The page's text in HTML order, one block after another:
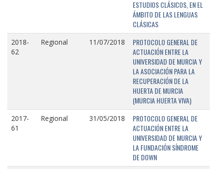
ESTUDIOS CLÁSICOS, EN EL
ÁMBITO DE LAS LENGUAS
CLÁSICAS
2018-
62
Regional 11/07/2018
PROTOCOLO GENERAL DE
ACTUACIÓN ENTRE LA
UNIVERSIDAD DE MURCIA Y
LA ASOCIACIÓN PARA LA
RECUPERACIÓN DE LA
HUERTA DE MURCIA
(MURCIA HUERTA VIVA)
2017-
61
Regional 31/05/2018
PROTOCOLO GENERAL DE
ACTUACIÓN ENTRE LA
UNIVERSIDAD DE MURCIA Y
LA FUNDACIÓN SÍNDROME
DE DOWN